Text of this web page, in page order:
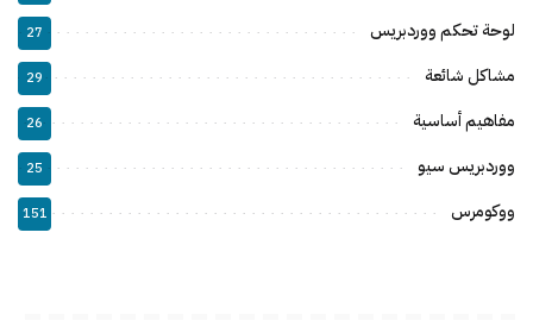
لوحة تحكم ووردبريس 27
مشاكل شائعة 29
مفاهيم أساسية 26
ووردبريس سيو 25
ووكومرس 151